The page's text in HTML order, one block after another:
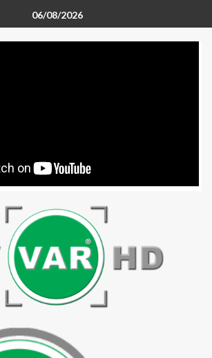
06/08/2026